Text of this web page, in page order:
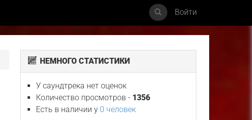
Войти
НЕМНОГО СТАТИСТИКИ
У саундтрека нет оценок
Количество просмотров - 1356
Есть в наличии у 0 человек